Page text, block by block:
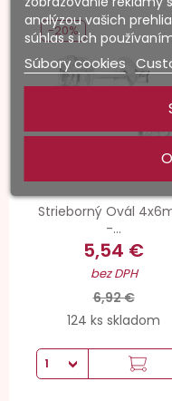
Strieborný Ovál
-...
5,54 €
bez DPH
6,92 €
124 ks skladom
-20%
analýzou vašich
súhlas s ich
Súbory cookies